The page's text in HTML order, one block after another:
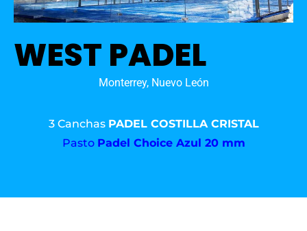
WEST PADEL
Monterrey, Nuevo León
3 Canchas PADEL COSTILLA CRISTAL
Pasto Padel Choice Azul 20 mm